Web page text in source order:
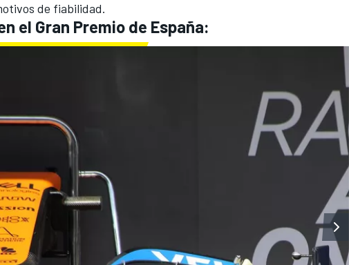
de fiabilidad.
el Gran Premio de España: